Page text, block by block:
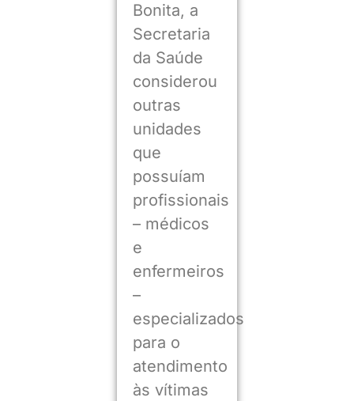
Bonita, a
Secretaria
da Saúde
considerou
outras
unidades
que
possuíam
profissionais
– médicos
e
enfermeiros
–
especializados
para o
atendimento
às vítimas